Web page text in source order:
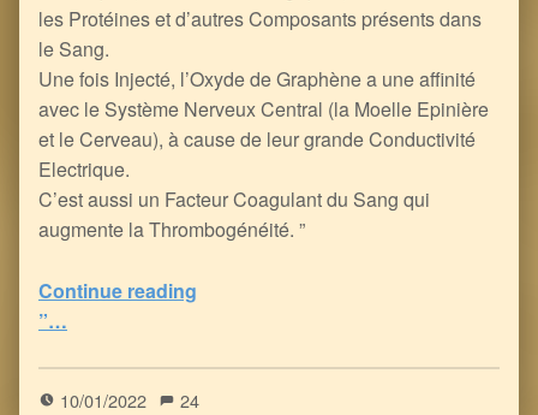
les Protéines et d’autres Composants présents dans
le Sang.
Une fois Injecté, l’Oxyde de Graphène a une affinité
avec le Système Nerveux Central (la Moelle Epinière
et le Cerveau), à cause de leur grande Conductivité
Electrique.
C’est aussi un Facteur Coagulant du Sang qui
augmente la Thrombogénéité. ”
Continue reading
”…
10/01/2022 24